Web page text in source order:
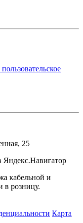
25
кабельной и
в розницу.
Карта